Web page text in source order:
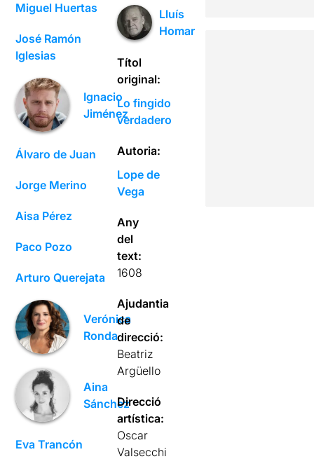
Miguel Huertas
José Ramón
Iglesias
Ignacio
Jiménez
Álvaro de Juan
Jorge Merino
Aisa Pérez
Paco Pozo
Arturo Querejata
Verónica
Ronda
Aina
Sánchez
Eva Trancón
Lluís
Homar
Títol
original:
Lo fingido
verdadero
Autoria:
Lope de
Vega
Any
del
text:
1608
Ajudantia
de
direcció:
Beatriz
Argüello
Direcció
artística:
Oscar
Valsecchi